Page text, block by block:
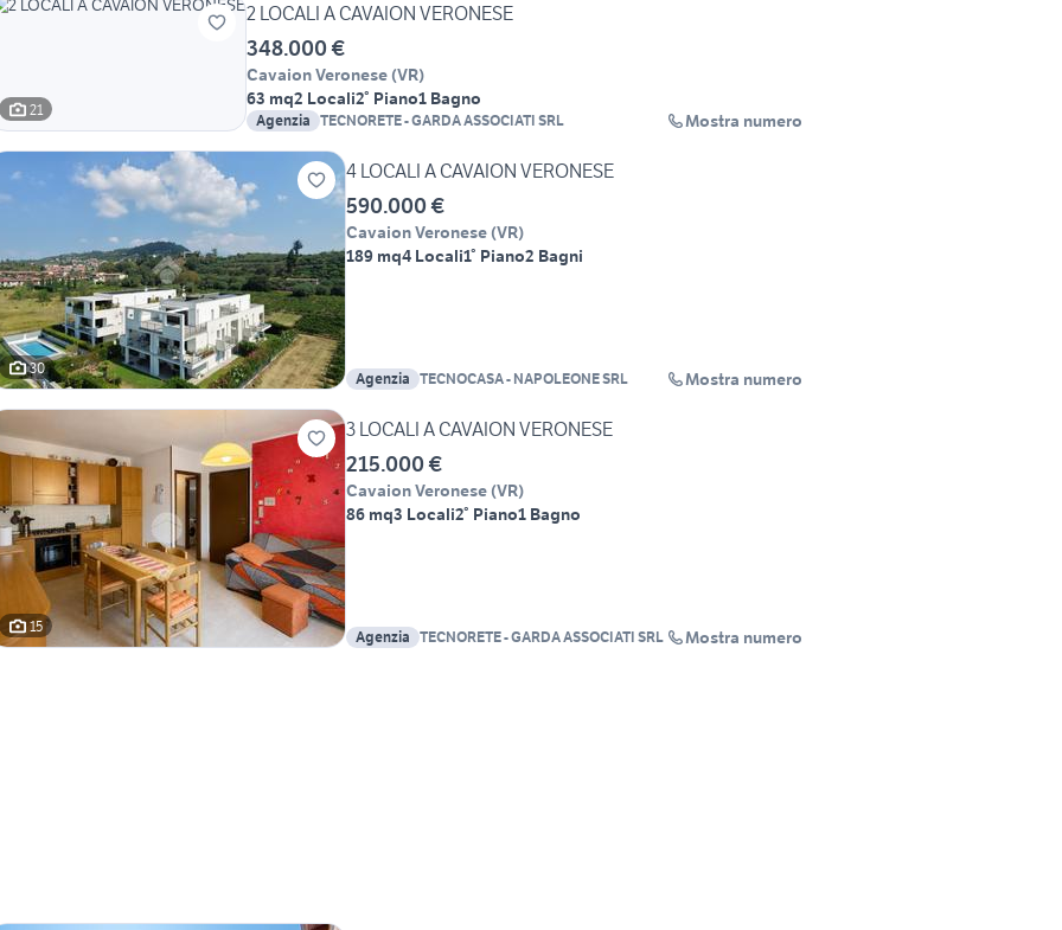
21
2 LOCALI A CAVAION VERONESE
348.000 €
Cavaion Veronese (VR)
63 mq2 Locali2° Piano1 Bagno
Agenzia TECNORETE - GARDA ASSOCIATI SRL Mostra numero
30
4 LOCALI A CAVAION VERONESE
590.000 €
Cavaion Veronese (VR)
189 mq4 Locali1° Piano2 Bagni
Agenzia TECNOCASA - NAPOLEONE SRL Mostra numero
15
3 LOCALI A CAVAION VERONESE
215.000 €
Cavaion Veronese (VR)
86 mq3 Locali2° Piano1 Bagno
Agenzia TECNORETE - GARDA ASSOCIATI SRL Mostra numero